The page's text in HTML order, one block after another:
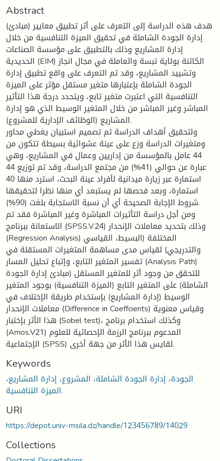
Abstract
هدف هذه الدراسة إلى التعرف على أثر تطبيق معايير (مبادئ)
إدارة الجودة الشاملة في تحقيق الميزة التنافسية من خلال
إدارة المشاريع وذلك بالتطبيق على مؤسسة الصناعات
الحديدية (EIM) الكائنة بولاية تبسة والعاملة في مجال انجاز
وتشييد المشاريع، وقد تم التعرف على واقع تطبيق إدارة
الجودة الشاملة بإعتبارها متغير مستقل مؤثر على الميزة
التنافسية التي اعتبرت متغير تابع، ويتحدد درجة هذا التأثير
المباشر وغير المباشر من خلال المتغير الوسيط الذي هو إدارة
المشاريع (الوظائف الإدارية للمشروع).
ولتحقيق أهداف الدراسة تم تصميم استبيان يغطي محاور
ومتغيرات الدراسة وزع على عينة عشوائية بسيطة تتكون من
44 عامل بالمؤسسة من إداريين وعمال في المشاريع، وهي
عبارة عن حوالي (41%) من مجتمع الدراسة، وقد تم توزيع 44
استمارة عبر زيارة ميدانية لأفراد عينة البحث، استرد منها 40
استمارة، وبعد فحصها لم يستبعد أي منها نظرا لتحقيقها
شروط الإجابة الصحيحة أي أن نسبة الاستجابة بلغت (90%).
ومن أجل دراسة التأثيرات المباشرة وغير المباشرة فقد تم
الاستعانة ببرنامج (SPSS.V.24) وذلك بتحديد معاملات الإنحدار
(Regression Analysis) المختلفة (البسيط، القياسي
والتدريجي) لقياس مدى مساهمة المتغيرات المستقلة في
تفسير المتغير التابع، وإتباع تحليل المسار (Analysis Path)
للتحقق من وجود أثر للمتغير المستقل (مبادئ إدارة الجودة
الشاملة) على المتغير التابع (الميزة التنافسية) بوجود المتغير
الوسيط (إدارة المشاريع) بإستخدام طريقة الإختلاف في
معاملات الإنحدار (Difference in Coeffcients) وقياس معنوية
هذا الأثر بإختبار (Sobel test)، وكذلك استخدام برنامج
(Amos.V21) المدعوم ببرنامج الرزمة الإحصائية للعلوم
الإجتماعية (SPSS) لقايس هذا الأثر من جهة أخرى.
Keywords
الجودة، إدارة الجودة الشاملة، المشروع، إدارة المشاريع،
الميزة التنافسية.
URI
https://depot.univ-msila.dz/handle/123456789/14029
Collections